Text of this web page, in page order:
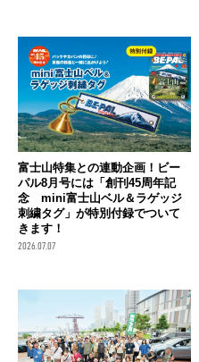
富士山特集との連動企画！ビー
パル8月号には「創刊45周年記
念 mini富士山ベル＆ラゲッジ
刺繍タグ」が特別付録でついて
きます！
2026.07.07